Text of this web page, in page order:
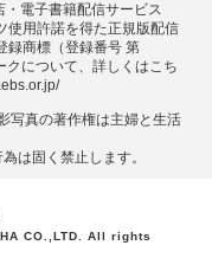
電子書籍配信サービス
使用許諾を得た正規版配信
録商標（登録番号 第
について、詳しくはこち
写真の著作権は主婦と⽣活
は固く禁⽌します。
CO.,LTD. All rights